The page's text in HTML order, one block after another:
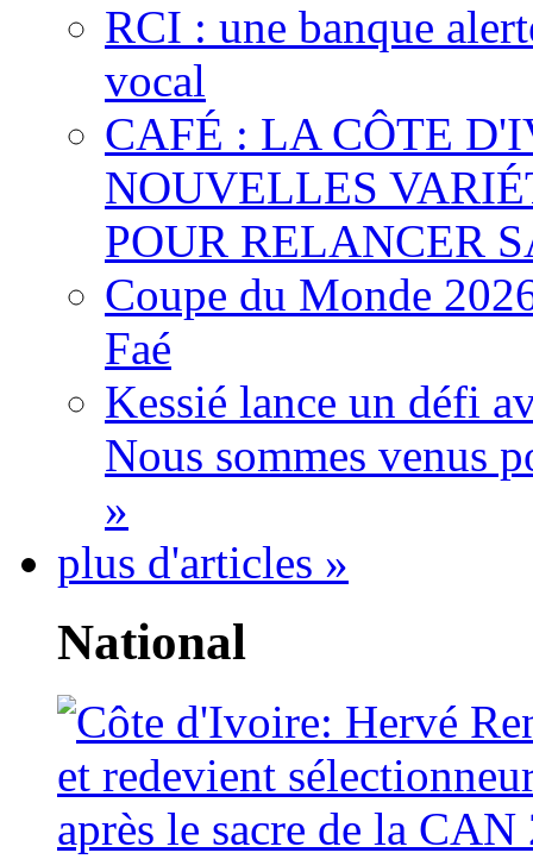
RCI : une banque
vocal
CAFÉ : LA CÔTE
NOUVELLES
POUR RELANCER
Coupe du Monde
Faé
Kessié lance un défi
Nous sommes venus
»
plus d'articles »
National